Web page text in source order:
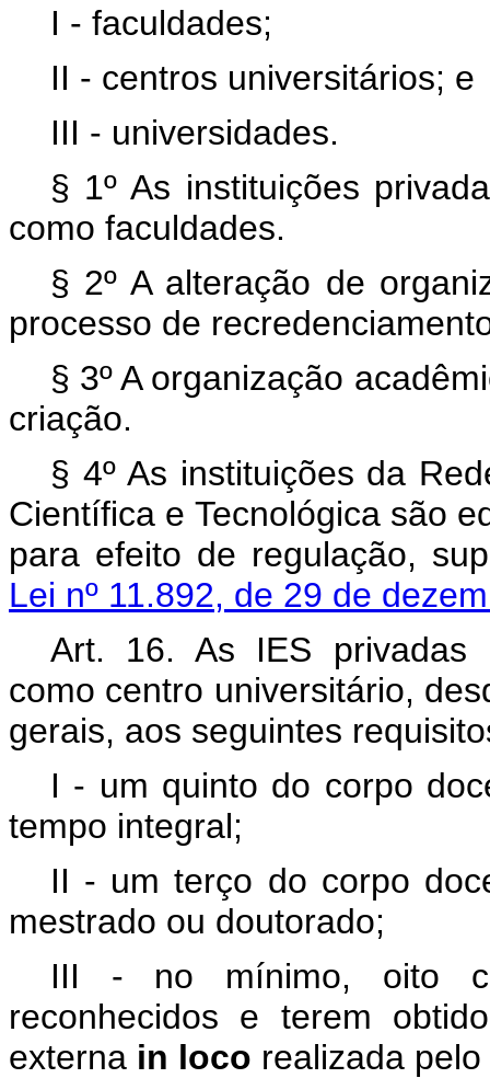
I - faculdades;
II - centros universitários; e
III - universidades.
§ 1º As instituições
como faculdades.
§ 2º A alteração de
processo de
§ 3º A organização
criação.
§ 4º As instituições da
Científica e Tecnológica são
para efeito de regulação,
Lei nº 11.892, de 29 de
Art. 16. As IES privadas
como centro universitário,
gerais, aos seguintes
I - um quinto do corpo
tempo integral;
II - um terço do corpo
mestrado ou doutorado;
III - no mínimo, oito
reconhecidos e terem
externa in loco realizada